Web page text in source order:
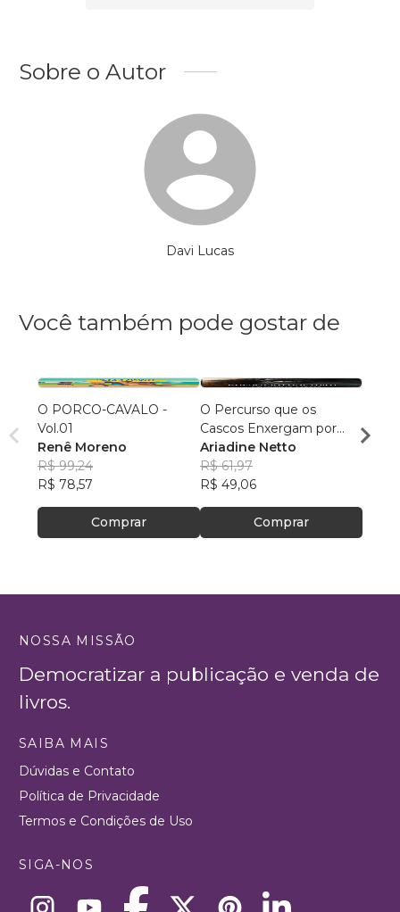
Sobre o Autor
Davi Lucas
Você também pode gostar de
O PORCO-CAVALO -
Vol.01
Renê Moreno
R$ 99,24
R$ 78,57
Comprar
O Percurso que os
Cascos Enxergam por
mim
Ariadine Netto
R$ 61,97
R$ 49,06
Comprar
NOSSA MISSÃO
Democratizar a publicação e venda de
livros.
SAIBA MAIS
Dúvidas e Contato
Política de Privacidade
Termos e Condições de Uso
SIGA-NOS